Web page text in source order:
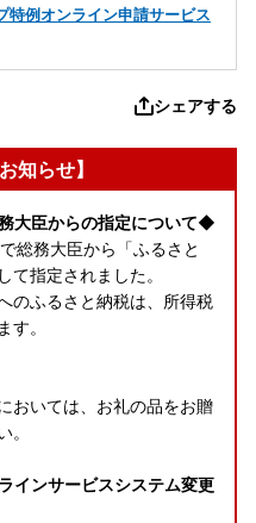
特例オンライン申請サービス
シェアする
知らせ】
大臣からの指定について◆
総務大臣から「ふるさと
て指定されました。
のふるさと納税は、所得税
す。
おいては、お礼の品をお贈
。
インサービスシステム変更